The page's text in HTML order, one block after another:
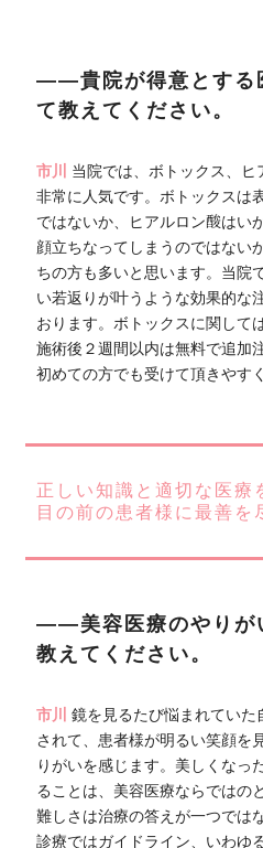
――貴院が得意とする
て教えてください。
市川 当院では、ボトックス、
非常に人気です。ボトックスは
ではないか、ヒアルロン酸はい
顔立ちなってしまうのではない
ちの方も多いと思います。当院
い若返りが叶うような効果的な
おります。ボトックスに関して
施術後２週間以内は無料で追加
初めての方でも受けて頂きやす
正しい知識と適切な医療
目の前の患者様に最善を
――美容医療のやりが
教えてください。
市川鏡を見るたび悩まれてい
されて、患者様が明るい笑顔を
りがいを感じます。美しくなっ
ることは、美容医療ならではの
難しさは治療の答えが一つでは
診療ではガイドライン、いわゆ